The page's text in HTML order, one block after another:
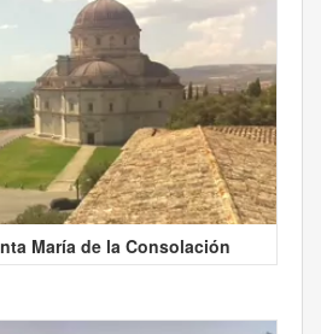
María de la Consolación